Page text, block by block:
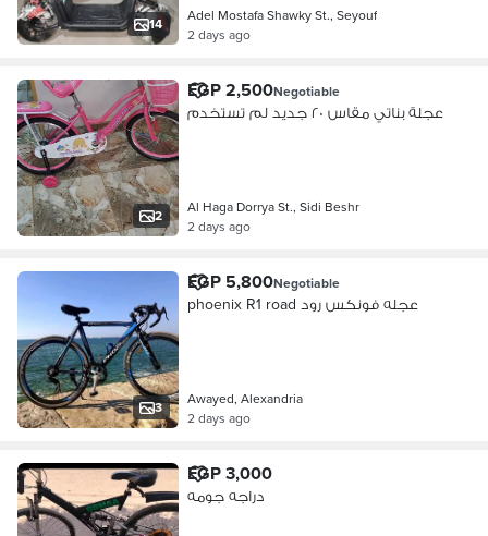
14
Adel Mostafa Shawky St., Seyouf
2 days ago
2
EGP 2,500Negotiable
عجلة بناتي مقاس ٢٠ جديد لم تستخدم
Al Haga Dorrya St., Sidi Beshr
2 days ago
3
EGP 5,800Negotiable
phoenix R1 road عجله فونكس رود
Awayed, Alexandria
2 days ago
EGP 3,000
دراجه جومه